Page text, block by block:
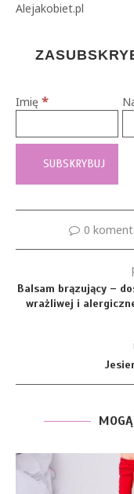
Alejakobiet.pl
Imię *
0
Balsam brązujący –
wrażliwej i